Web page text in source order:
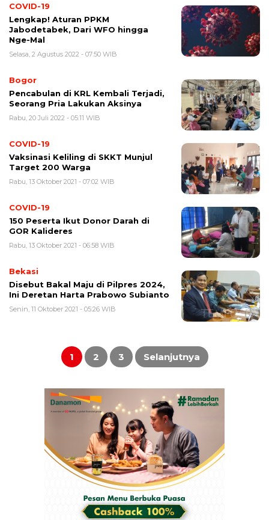
COVID-19
Lengkap! Aturan PPKM
Jabodetabek, Dari WFO hingga
Nge-Mal
Selasa, 2 Agustus 2022 - 07:50 WIB
Bogor
Pencabulan di KRL Kembali Terjadi,
Seorang Pria Lakukan Aksinya
Rabu, 20 Juli 2022 - 05:11 WIB
COVID-19
Vaksinasi Keliling di SKKT Munjul
Target 200 Warga
Rabu, 13 Oktober 2021 - 07:02 WIB
COVID-19
150 Peserta Ikut Donor Darah di
GOR Kalideres
Rabu, 13 Oktober 2021 - 06:58 WIB
Bekasi
Disebut Bakal Maju di Pilpres 2024,
Ini Deretan Harta Prabowo Subianto
Senin, 11 Oktober 2021 - 05:26 WIB
Paginasi
1 2 3 Selanjutnya